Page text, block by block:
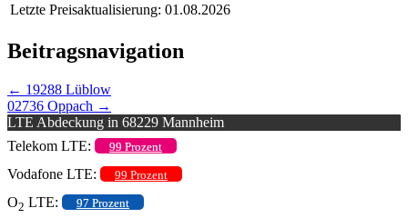
Letzte Preisaktualisierung: 01.08.2026
Beitragsnavigation
← 19288 Lüblow
02736 Oppach →
LTE Abdeckung in 68229 Mannheim
Telekom LTE:
99 Prozent
Vodafone LTE: 99 Prozent
O2 LTE: 97 Prozent